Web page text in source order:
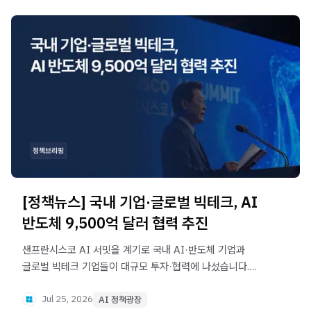
[정책뉴스] 국내 기업·글로벌 빅테크, AI
반도체 9,500억 달러 협력 추진
샌프란시스코 AI 서밋을 계기로 국내 AI·반도체 기업과
글로벌 빅테크 기업들이 대규모 투자·협력에 나섰습니다.
데이터센터 협력과 피지컬 AI, 인재 양성 등 AI 풀스택
Jul 25, 2026 AI 정책광장